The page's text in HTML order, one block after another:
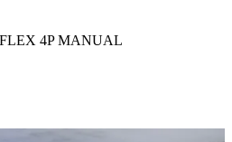
4P MANUAL